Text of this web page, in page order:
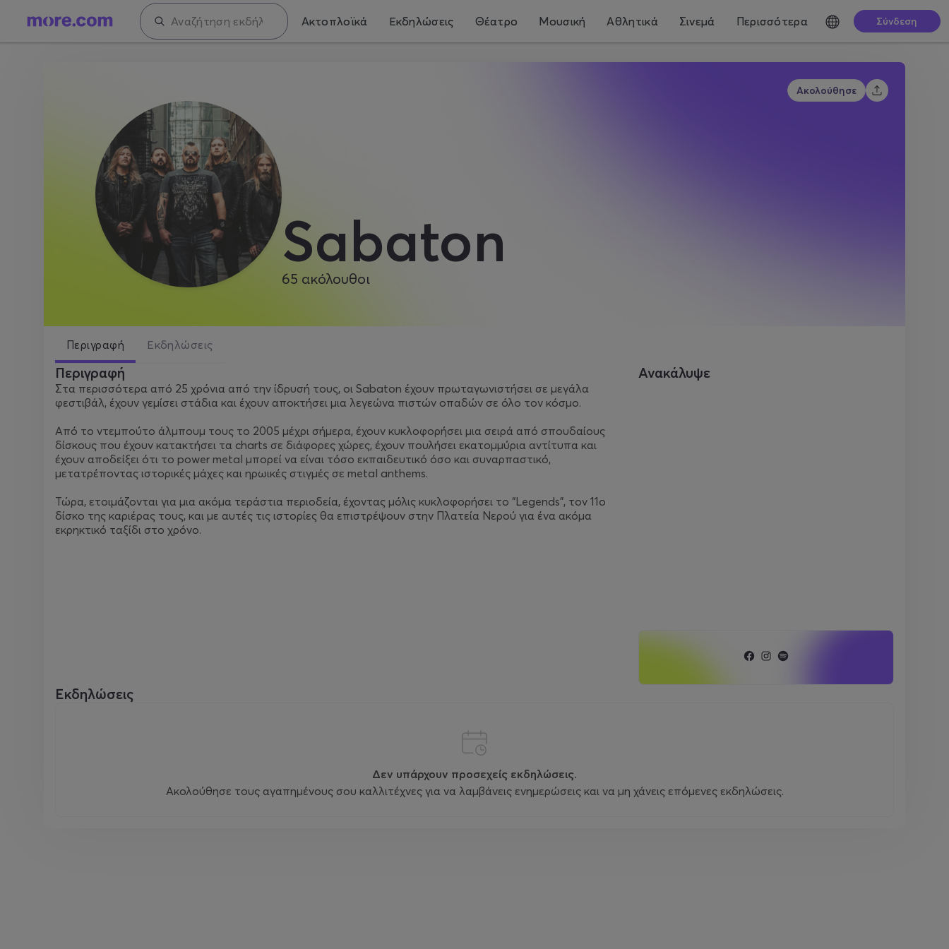
Ακτοπλοϊκά Εκδηλώσεις Θέατρο Μουσική Αθλητικά Σινεμά Περισσότερα Σύνδεση
Sabaton
65 ακόλουθοι
Ακολούθησε
Περιγραφή Εκδηλώσεις
Περιγραφή
Στα περισσότερα από 25 χρόνια από την ίδρυσή τους, οι Sabaton έχουν πρωταγωνιστήσει σε μεγάλα
φεστιβάλ, έχουν γεμίσει στάδια και έχουν αποκτήσει μια λεγεώνα πιστών οπαδών σε όλο τον κόσμο.
Από το ντεμπούτο άλμπουμ τους το 2005 μέχρι σήμερα, έχουν κυκλοφορήσει μια σειρά από σπουδαίους
δίσκους που έχουν κατακτήσει τα charts σε διάφορες χώρες, έχουν πουλήσει εκατομμύρια αντίτυπα και
έχουν αποδείξει ότι το power metal μπορεί να είναι τόσο εκπαιδευτικό όσο και συναρπαστικό,
μετατρέποντας ιστορικές μάχες και ηρωικές στιγμές σε metal anthems.
Τώρα, ετοιμάζονται για μια ακόμα τεράστια περιοδεία, έχοντας μόλις κυκλοφορήσει το “Legends”, τον 11ο
δίσκο της καριέρας τους, και με αυτές τις ιστορίες θα επιστρέψουν στην Πλατεία Νερού για ένα ακόμα
εκρηκτικό ταξίδι στο χρόνο.
Ανακάλυψε
Εκδηλώσεις
Δεν υπάρχουν προσεχείς εκδηλώσεις.
Ακολούθησε τους αγαπημένους σου καλλιτέχνες για να λαμβάνεις ενημερώσεις και να μη χάνεις επόμενες εκδηλώσεις.